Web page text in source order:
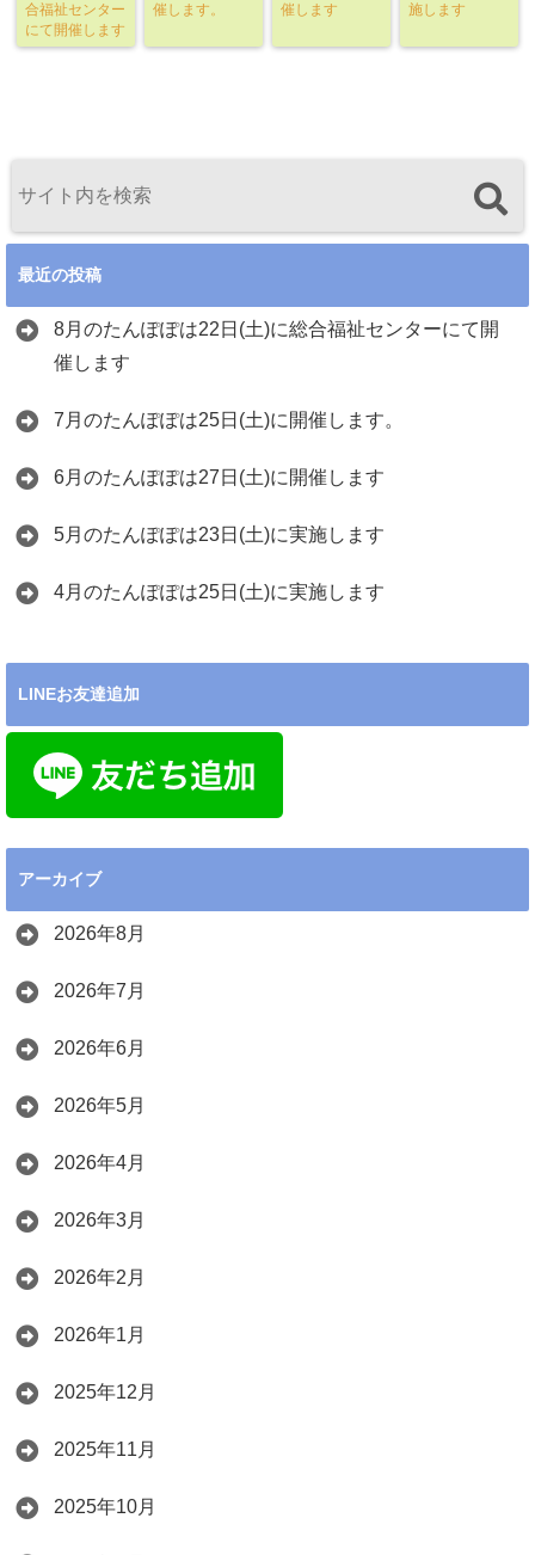
合福祉センター
にて開催します
催します。
催します
施します
最近の投稿
8月のたんぽぽは22日(土)に総合福祉センターにて開
催します
7月のたんぽぽは25日(土)に開催します。
6月のたんぽぽは27日(土)に開催します
5月のたんぽぽは23日(土)に実施します
4月のたんぽぽは25日(土)に実施します
LINEお友達追加
アーカイブ
2026年8月
2026年7月
2026年6月
2026年5月
2026年4月
2026年3月
2026年2月
2026年1月
2025年12月
2025年11月
2025年10月